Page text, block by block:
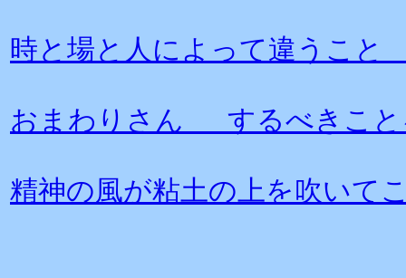
時と場と人によって違うこ
おまわりさん するべきこと
精神の風が粘土の上を吹いて